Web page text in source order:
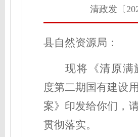
清政发〔
县自然资源局：
现将《清原满
度第二期国有建设
案》印发给你们，
贯彻落实。